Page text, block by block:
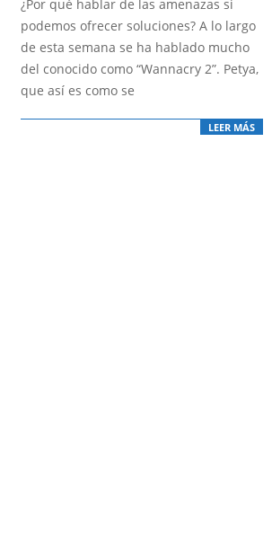
¿Por qué hablar de las amenazas si
podemos ofrecer soluciones? A lo largo
de esta semana se ha hablado mucho
del conocido como “Wannacry 2”. Petya,
que así es como se
LEER MÁS